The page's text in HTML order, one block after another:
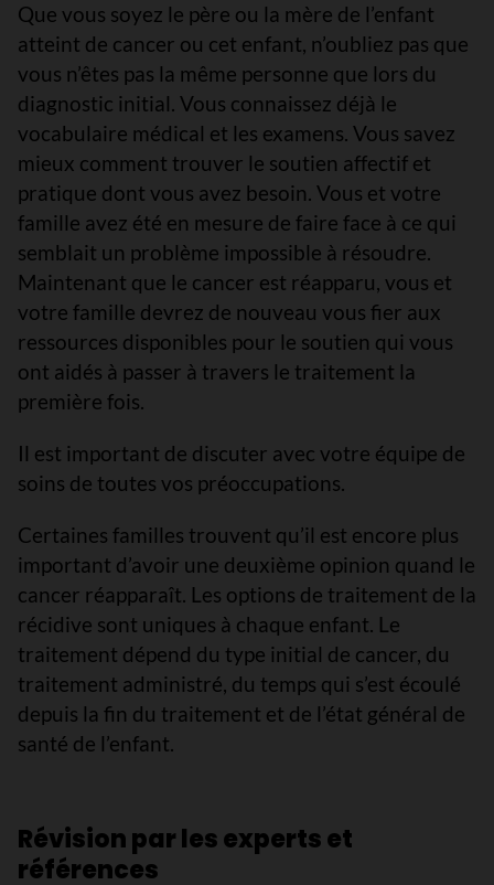
Que vous soyez le père ou la mère de l’enfant
atteint de cancer ou cet enfant, n’oubliez pas que
vous n’êtes pas la même personne que lors du
diagnostic initial. Vous connaissez déjà le
vocabulaire médical et les examens. Vous savez
mieux comment trouver le soutien affectif et
pratique dont vous avez besoin. Vous et votre
famille avez été en mesure de faire face à ce qui
semblait un problème impossible à résoudre.
Maintenant que le cancer est réapparu, vous et
votre famille devrez de nouveau vous fier aux
ressources disponibles pour le soutien qui vous
ont aidés à passer à travers le traitement la
première fois.
Il est important de discuter avec votre équipe de
soins de toutes vos préoccupations.
Certaines familles trouvent qu’il est encore plus
important d’avoir une deuxième opinion quand le
cancer réapparaît. Les options de traitement de la
récidive sont uniques à chaque enfant. Le
traitement dépend du type initial de cancer, du
traitement administré, du temps qui s’est écoulé
depuis la fin du traitement et de l’état général de
santé de l’enfant.
Révision par les experts et
références